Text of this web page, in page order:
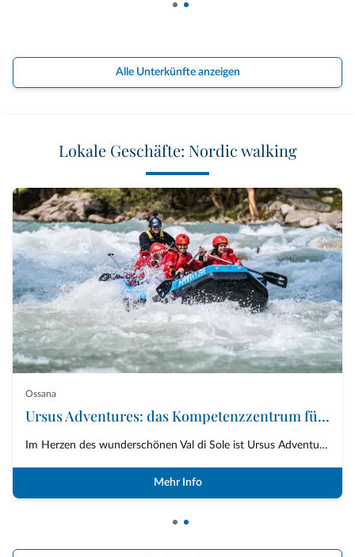
Alle Unterkünfte anzeigen
Lokale Geschäfte: Nordic walking
Ossana
Ursus Adventures: das Kompetenzzentrum für erstklassige Outdoor-Aktivitäten im Trentino
Im Herzen des wunderschönen Val di Sole ist Ursus Adventures die erste Adre...
Mehr Info